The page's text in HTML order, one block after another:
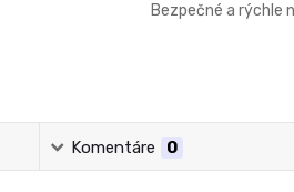
Bezpečné a rýchle
Komentáre 0